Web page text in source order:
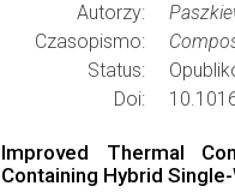
Autorzy:
Czasopismo:
Status:
Doi:
Improved Thermal
Containing Hybrid